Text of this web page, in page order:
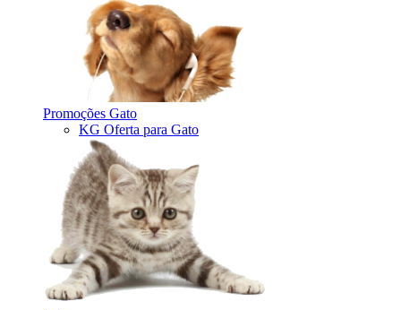
Promoções Gato
KG Oferta para Gato